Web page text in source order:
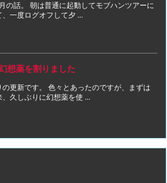
の話。 朝は普通に起動してモブハンツアーに
、一度ログオフして夕 ...
想薬を割りました
の更新です。 色々とあったのですが、まずは
、久しぶりに幻想薬を使 ...